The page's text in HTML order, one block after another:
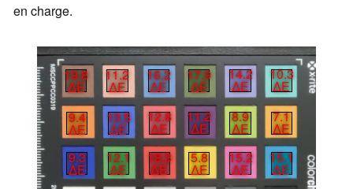
en charge.
19.8
∆E
11.2
∆E
16.2
∆E
17.9
∆E
14.2
∆E
10.3
∆E
9.4
∆E
13.5
∆E
12.8
∆E
11.2
∆E
8.9
∆E
7.1
∆E
9.3
∆E
12.1
∆E
18.3
∆E
5.8
∆E
15.2
∆E
15.1
∆E